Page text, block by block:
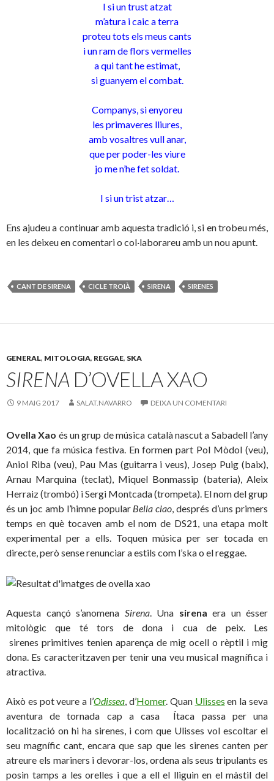
I si un trust atzat
m’atura i caic a terra
proteu tots els meus cants
i un ram de flors vermelles
a qui tant he estimat,
si guanyem el combat.
Companys, si enyoreu
les primaveres lliures,
amb vosaltres vull anar,
que per poder-les viure
jo me n’he fet soldat.
I si un trist atzar…
Ens ajudeu a continuar amb aquesta tradició i, si en trobeu més,
en les deixeu en comentari o col·laborareu amb un nou apunt.
CANT DE SIRENA CICLE TROIÀ SIRENA SIRENES
GENERAL, MITOLOGIA, REGGAE, SKA
SIRENA D’OVELLA XAO
9 MAIG 2017 SALAT.NAVARRO DEIXA UN COMENTARI
Ovella Xao és un grup de música català nascut a Sabadell l’any
2014, que fa música festiva. En formen part Pol Mòdol (veu),
Aniol Riba (veu), Pau Mas (guitarra i veus), Josep Puig (baix),
Arnau Marquina (teclat), Miquel Bonmassip (bateria), Aleix
Herraiz (trombó) i Sergi Montcada (trompeta). El nom del grup
és un joc amb l’himne popular Bella ciao, després d’uns primers
temps en què tocaven amb el nom de DS21, una etapa molt
experimental per a ells. Toquen música per ser tocada en
directe, però sense renunciar a estils com l’ska o el reggae.
Aquesta cançó s’anomena Sirena. Una sirena era un ésser
mitològic que té tors de dona i cua de peix. Les
sirenes primitives tenien aparença de mig ocell o rèptil i mig
dona. Es caracteritzaven per tenir una veu musical magnífica i
atractiva.
Això es pot veure a l’Odissea, d’Homer. Quan Ulisses en la seva
aventura de tornada cap a casa Ítaca passa per una
localització on hi ha sirenes, i com que Ulisses vol escoltar el
seu magnífic cant, encara que sap que les sirenes canten per
atreure els mariners i devorar-los, ordena als seus tripulants es
posin tamps a les orelles i que a ell el lliguin en el màstil del